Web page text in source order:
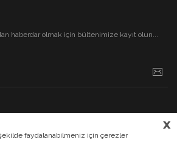
haberdar olmak için bültenimize kayıt olun...
x
faydalanabilmeniz için çerezler